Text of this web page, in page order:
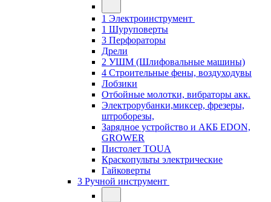
1 Электроинструмент
1 Шуруповерты
3 Перфораторы
Дрели
2 УШМ (Шлифовальные машины)
4 Строительные фены, воздуходувы
Лобзики
Отбойные молотки, вибраторы акк.
Электрорубанки,миксер, фрезеры,
штроборезы,
Зарядное устройство и АКБ EDON,
GROWER
Пистолет TOUA
Краскопульты электрические
Гайковерты
3 Ручной инструмент